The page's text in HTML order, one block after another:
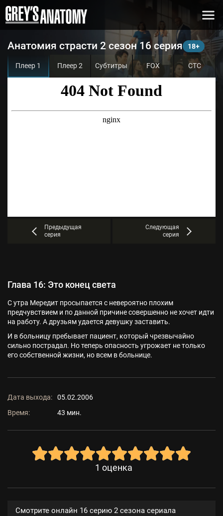
Анатомия страсти 2 сезон 16 серия
Плеер 1 Плеер 2 Субтитры FOX СТС
Предыдущая
серия
Следующая
серия
Глава 16: Это конец света
С утра Мередит просыпается с невероятно плохим
предчувствием и по данной причине совершенно не хочет идти
на работу. А друзьям удается девушку заставить.
И в больницу пребывает пациент, который чрезвычайно
сильно пострадал. Но теперь опасность угрожает не только
его собственной жизни, но всем в больнице.
Дата выхода:
05.02.2006
Время:
43 мин.
1 оценка
Смотрите онлайн 16 серию 2 сезона сериала